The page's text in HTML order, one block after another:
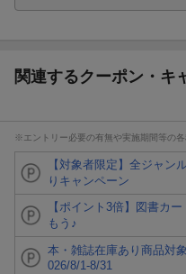
関連するクーポン・キ
※エントリー必要の有無や実施期間等の
【対象者限定】全ジャ
りキャンペーン
【ポイント3倍】図書カ
もう♪
本・雑誌在庫あり商品対
026/8/1-8/31